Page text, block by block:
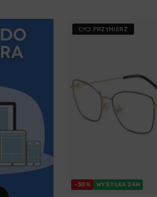
PRZYMIERZ
-30% WYSYŁKA 24H